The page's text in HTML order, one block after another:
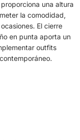
una altura
la comodidad,
El cierre
en punta aporta un
outfits